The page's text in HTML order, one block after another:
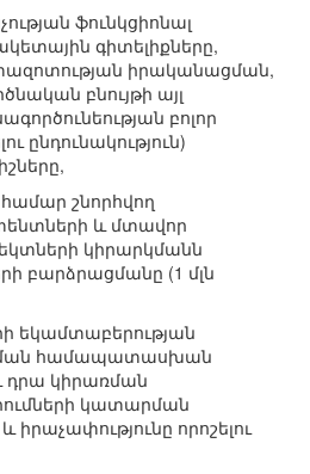
ֆունկցիոնալ
գիտելիքները,
իրականացման,
բնույթի այլ
բոլոր
ընդունակություն)
շնորհվող
և մտավոր
կիրարկմանն
բարձրացմանը (1 մլն
եկամտաբերության
համապատասխան
դրա կիրառման
կատարման
իրաչափությունը որոշելու